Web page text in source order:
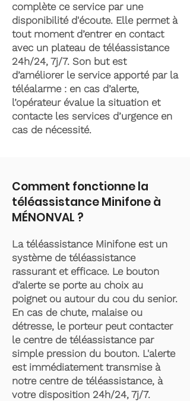
complète ce service par une
disponibilité d'écoute. Elle permet à
tout moment d’entrer en contact
avec un plateau de téléassistance
24h/24, 7j/7. Son but est
d’améliorer le service apporté par la
téléalarme : en cas d’alerte,
l’opérateur évalue la situation et
contacte les services d’urgence en
cas de nécessité.
Comment fonctionne la
téléassistance Minifone à
MÉNONVAL ?
La téléassistance Minifone est un
système de téléassistance
rassurant et efficace. Le bouton
d’alerte se porte au choix au
poignet ou autour du cou du senior.
En cas de chute, malaise ou
détresse, le porteur peut contacter
le centre de téléassistance par
simple pression du bouton. L'alerte
est immédiatement transmise à
notre centre de téléassistance, à
votre disposition 24h/24, 7j/7.